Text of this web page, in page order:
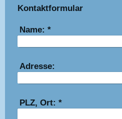
Kontaktformular
Name: *
Adresse:
PLZ, Ort: *